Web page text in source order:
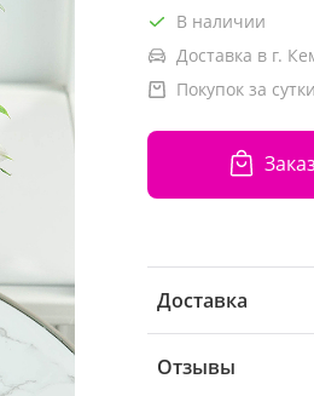
В наличии
Доставка в г.
Покупок за
Доставка
Отзывы